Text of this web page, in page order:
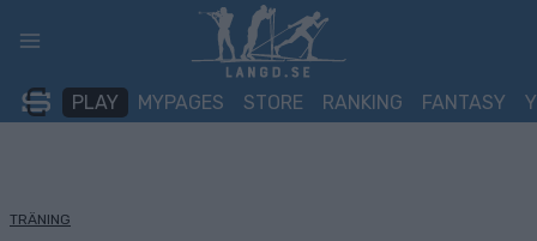
PLAY MYPAGES STORE RANKING FANTASY
TRÄNING